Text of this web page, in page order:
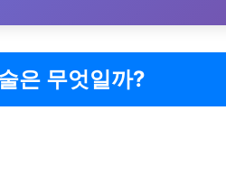
은 무엇일까?